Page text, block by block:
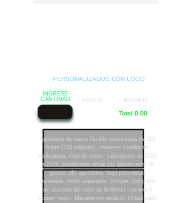
PERSONALIZADOS CON LOGO
INGRESE
CANTIDAD
Total 0.00
IMPORTE
PRECIO
Agendario de pasta flexible texturizada de 112
hojas (224 páginas), contiene: cuadro de
dedicatoria, hoja de datos, calendarios de 2026
a 2029, planificador anual (4); planificador de
gastos (4); agendario, hoja para notas
punteada, listón separador. Incluye: Bolígrafo
de aluminio del color de la libreta con touch
screen negro. Mecanismo retráctil. El bolígrafo